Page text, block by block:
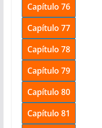
Capítulo 76
Capítulo 77
Capítulo 78
Capítulo 79
Capítulo 80
Capítulo 81